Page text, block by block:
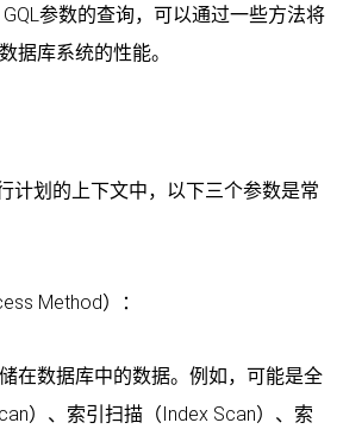
参数的查询，可以通过一些方法将
据库系统的性能。
计划的上下文中，以下三个参数是常
Method）：
在数据库中的数据。例如，可能是全
）、索引扫描（Index Scan）、索